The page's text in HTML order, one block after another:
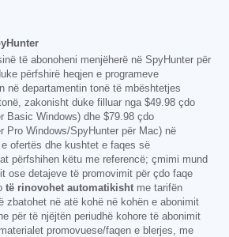
të abonoheni menjëherë në SpyHunter për
përfshirë heqjen e programeve
në departamentin tonë të mbështetjes
zakonisht duke filluar nga $49.98 çdo
Basic Windows) dhe $79.98 çdo
Pro Windows/SpyHunter për Mac) në
ofertës dhe kushtet e faqes së
përfshihen këtu me referencë; çmimi mund
ose detajeve të promovimit për çdo faqe
të rinovohet automatikisht me tarifën
zbatohet në atë kohë në kohën e abonimit
për të njëjtën periudhë kohore të abonimit
promovuese/faqen e blerjes, me